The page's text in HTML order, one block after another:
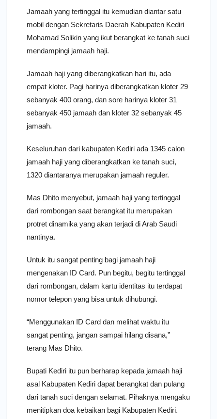
Jamaah yang tertinggal itu kemudian diantar satu
mobil dengan Sekretaris Daerah Kabupaten Kediri
Mohamad Solikin yang ikut berangkat ke tanah suci
mendampingi jamaah haji.
Jamaah haji yang diberangkatkan hari itu, ada
empat kloter. Pagi harinya diberangkatkan kloter 29
sebanyak 400 orang, dan sore harinya kloter 31
sebanyak 450 jamaah dan kloter 32 sebanyak 45
jamaah.
Keseluruhan dari kabupaten Kediri ada 1345 calon
jamaah haji yang diberangkatkan ke tanah suci,
1320 diantaranya merupakan jamaah reguler.
Mas Dhito menyebut, jamaah haji yang tertinggal
dari rombongan saat berangkat itu merupakan
protret dinamika yang akan terjadi di Arab Saudi
nantinya.
Untuk itu sangat penting bagi jamaah haji
mengenakan ID Card. Pun begitu, begitu tertinggal
dari rombongan, dalam kartu identitas itu terdapat
nomor telepon yang bisa untuk dihubungi.
“Menggunakan ID Card dan melihat waktu itu
sangat penting, jangan sampai hilang disana,”
terang Mas Dhito.
Bupati Kediri itu pun berharap kepada jamaah haji
asal Kabupaten Kediri dapat berangkat dan pulang
dari tanah suci dengan selamat. Pihaknya mengaku
menitipkan doa kebaikan bagi Kabupaten Kediri.